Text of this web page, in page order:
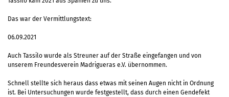
Das war der Vermittlungstext:
06.09.2021
Auch Tassilo wurde als Streuner auf der Straße eingefangen und von
unserem Freundesverein Madrigueras e.V. übernommen.
Schnell stellte sich heraus dass etwas mit seinen Augen nicht in Ordnung
ist. Bei Untersuchungen wurde festgestellt, dass durch einen Gendefekt